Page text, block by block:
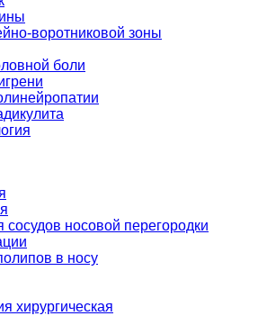
воротниковой зоны
боли
сосудов носовой перегородки
в носу
хирургическая